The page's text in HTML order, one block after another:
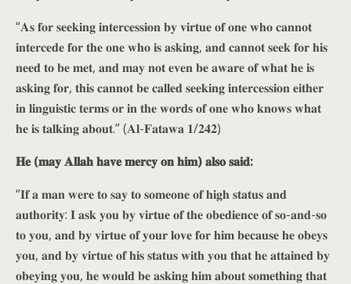
“𝐀𝐬 𝐟𝐨𝐫 𝐬𝐞𝐞𝐤𝐢𝐧𝐠 𝐢𝐧𝐭𝐞𝐫𝐜𝐞𝐬𝐬𝐢𝐨𝐧 𝐛𝐲 𝐯𝐢𝐫𝐭𝐮𝐞 𝐨𝐟 𝐨𝐧𝐞 𝐰𝐡𝐨 𝐜𝐚𝐧𝐧𝐨𝐭
𝐢𝐧𝐭𝐞𝐫𝐜𝐞𝐝𝐞 𝐟𝐨𝐫 𝐭𝐡𝐞 𝐨𝐧𝐞 𝐰𝐡𝐨 𝐢𝐬 𝐚𝐬𝐤𝐢𝐧𝐠, 𝐚𝐧𝐝 𝐜𝐚𝐧𝐧𝐨𝐭 𝐬𝐞𝐞𝐤 𝐟𝐨𝐫 𝐡𝐢𝐬
𝐧𝐞𝐞𝐝 𝐭𝐨 𝐛𝐞 𝐦𝐞𝐭, 𝐚𝐧𝐝 𝐦𝐚𝐲 𝐧𝐨𝐭 𝐞𝐯𝐞𝐧 𝐛𝐞 𝐚𝐰𝐚𝐫𝐞 𝐨𝐟 𝐰𝐡𝐚𝐭 𝐡𝐞 𝐢𝐬
𝐚𝐬𝐤𝐢𝐧𝐠 𝐟𝐨𝐫, 𝐭𝐡𝐢𝐬 𝐜𝐚𝐧𝐧𝐨𝐭 𝐛𝐞 𝐜𝐚𝐥𝐥𝐞𝐝 𝐬𝐞𝐞𝐤𝐢𝐧𝐠 𝐢𝐧𝐭𝐞𝐫𝐜𝐞𝐬𝐬𝐢𝐨𝐧 𝐞𝐢𝐭𝐡𝐞𝐫
𝐢𝐧 𝐥𝐢𝐧𝐠𝐮𝐢𝐬𝐭𝐢𝐜 𝐭𝐞𝐫𝐦𝐬 𝐨𝐫 𝐢𝐧 𝐭𝐡𝐞 𝐰𝐨𝐫𝐝𝐬 𝐨𝐟 𝐨𝐧𝐞 𝐰𝐡𝐨 𝐤𝐧𝐨𝐰𝐬 𝐰𝐡𝐚𝐭
𝐡𝐞 𝐢𝐬 𝐭𝐚𝐥𝐤𝐢𝐧𝐠 𝐚𝐛𝐨𝐮𝐭.” (𝐀𝐥-𝐅𝐚𝐭𝐚𝐰𝐚 𝟏/𝟐𝟒𝟐)
𝐇𝐞 (𝐦𝐚𝐲 𝐀𝐥𝐥𝐚𝐡 𝐡𝐚𝐯𝐞 𝐦𝐞𝐫𝐜𝐲 𝐨𝐧 𝐡𝐢𝐦) 𝐚𝐥𝐬𝐨 𝐬𝐚𝐢𝐝:
“𝐈𝐟 𝐚 𝐦𝐚𝐧 𝐰𝐞𝐫𝐞 𝐭𝐨 𝐬𝐚𝐲 𝐭𝐨 𝐬𝐨𝐦𝐞𝐨𝐧𝐞 𝐨𝐟 𝐡𝐢𝐠𝐡 𝐬𝐭𝐚𝐭𝐮𝐬 𝐚𝐧𝐝
𝐚𝐮𝐭𝐡𝐨𝐫𝐢𝐭𝐲: 𝐈 𝐚𝐬𝐤 𝐲𝐨𝐮 𝐛𝐲 𝐯𝐢𝐫𝐭𝐮𝐞 𝐨𝐟 𝐭𝐡𝐞 𝐨𝐛𝐞𝐝𝐢𝐞𝐧𝐜𝐞 𝐨𝐟 𝐬𝐨-𝐚𝐧𝐝-𝐬𝐨
𝐭𝐨 𝐲𝐨𝐮, 𝐚𝐧𝐝 𝐛𝐲 𝐯𝐢𝐫𝐭𝐮𝐞 𝐨𝐟 𝐲𝐨𝐮𝐫 𝐥𝐨𝐯𝐞 𝐟𝐨𝐫 𝐡𝐢𝐦 𝐛𝐞𝐜𝐚𝐮𝐬𝐞 𝐡𝐞 𝐨𝐛𝐞𝐲𝐬
𝐲𝐨𝐮, 𝐚𝐧𝐝 𝐛𝐲 𝐯𝐢𝐫𝐭𝐮𝐞 𝐨𝐟 𝐡𝐢𝐬 𝐬𝐭𝐚𝐭𝐮𝐬 𝐰𝐢𝐭𝐡 𝐲𝐨𝐮 𝐭𝐡𝐚𝐭 𝐡𝐞 𝐚𝐭𝐭𝐚𝐢𝐧𝐞𝐝 𝐛𝐲
𝐨𝐛𝐞𝐲𝐢𝐧𝐠 𝐲𝐨𝐮, 𝐡𝐞 𝐰𝐨𝐮𝐥𝐝 𝐛𝐞 𝐚𝐬𝐤𝐢𝐧𝐠 𝐡𝐢𝐦 𝐚𝐛𝐨𝐮𝐭 𝐬𝐨𝐦𝐞𝐭𝐡𝐢𝐧𝐠 𝐭𝐡𝐚𝐭